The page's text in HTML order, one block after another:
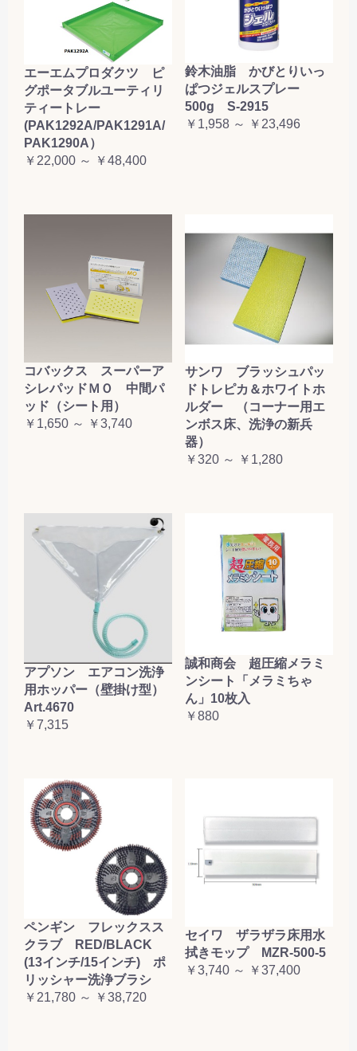
エーエムプロダクツ ピ
グポータブルユーティリ
ティートレー
(PAK1292A/PAK1291A/
PAK1290A）
￥22,000 ～ ￥48,400
鈴木油脂 かびとりいっ
ぱつジェルスプレー
500g S-2915
￥1,958 ～ ￥23,496
コバックス スーパーア
シレパッドＭＯ 中間パ
ッド（シート用）
￥1,650 ～ ￥3,740
サンワ ブラッシュパッ
ドトレピカ＆ホワイトホ
ルダー （コーナー用エ
ンボス床、洗浄の新兵
器）
￥320 ～ ￥1,280
アプソン エアコン洗浄
用ホッパー（壁掛け型）
Art.4670
￥7,315
誠和商会 超圧縮メラミ
ンシート「メラミちゃ
ん」10枚入
￥880
ペンギン フレックスス
クラブ RED/BLACK
(13インチ/15インチ) ポ
リッシャー洗浄ブラシ
￥21,780 ～ ￥38,720
セイワ ザラザラ床用水
拭きモップ MZR-500-5
￥3,740 ～ ￥37,400